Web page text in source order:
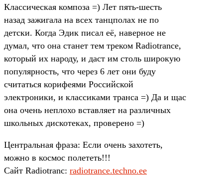
Классическая композа =) Лет пять-шесть
назад зажигала на всех танцполах не по
детски. Когда Эдик писал её, наверное не
думал, что она станет тем треком Radiotrance,
который их народу, и даст им столь широкую
популярность, что через 6 лет они буду
считаться корифеями Российской
электроники, и классиками транса =) Да и щас
она очень неплохо вставляет на различных
школьных дискотеках, проверено =)
Центральная фраза: Если очень захотеть,
можно в космос полететь!!!
Сайт Radiotranc: radiotrance.techno.ee